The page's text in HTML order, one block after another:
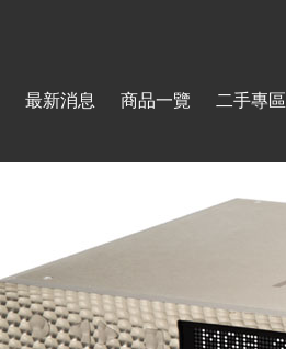
最新消息 商品一覽 二手專區